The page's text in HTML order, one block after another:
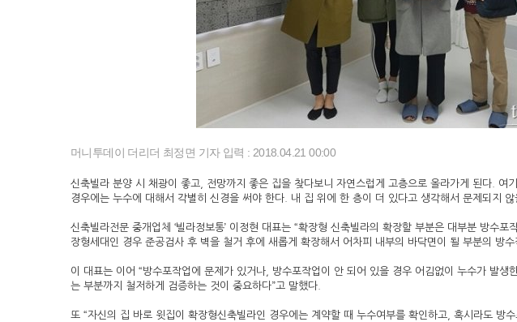
머니투데이 더리더 최정면 기자 입력 : 2018.04.21 00:00
신축빌라 분양 시 채광이 좋고, 전망까지 좋은 집을 찾다보니 자연스럽게 고층으로 올라가게 된다. 여
경우에는 누수에 대해서 각별히 신경을 써야 한다. 내 집 위에 한 층이 더 있다고 생각해서 문제되지
신축빌라전문 중개업체 ‘빌라정보통’ 이정현 대표는 “확장형 신축빌라의 확장할 부분은 대부분 방수
장형세대인 경우 준공검사 후 벽을 철거 후에 새롭게 확장해서 어차피 내부의 바닥면이 될 부분의 방수
이 대표는 이어 “방수포작업에 문제가 있거나, 방수포작업이 안 되어 있을 경우 어김없이 누수가 발생
는 부분까지 철저하게 검증하는 것이 중요하다”고 말했다.
또 “자신의 집 바로 윗집이 확장형신축빌라인 경우에는 계약할 때 누수여부를 확인하고, 혹시라도 방